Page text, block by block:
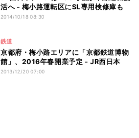
活へ - 梅小路運転区にSL専用検修庫も
2014/10/18 08:30
鉄道
京都府・梅小路エリアに「京都鉄道博物
館」、2016年春開業予定 - JR西日本
2013/12/20 07:00